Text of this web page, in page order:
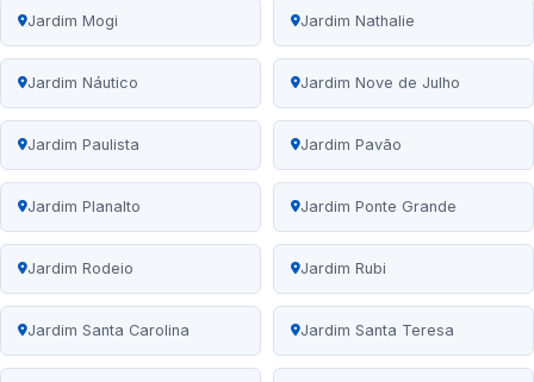
Jardim Mogi Jardim Nathalie
Jardim Náutico Jardim Nove de Julho
Jardim Paulista Jardim Pavão
Jardim Planalto Jardim Ponte Grande
Jardim Rodeio Jardim Rubi
Jardim Santa Carolina Jardim Santa Teresa